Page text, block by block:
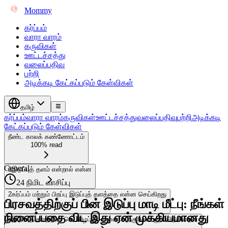
Mommy
கர்ப்பம்
வாரா வாரம்
கருவிகள்
ஊட்டச்சத்து
வலைப்பதிவு
பற்றி
அடிக்கடி கேட்கப்படும் கேள்விகள்
தமிழ்
கர்ப்பம்வாரா வாரம்கருவிகள்ஊட்டச்சத்துவலைப்பதிவுபற்றிஅடிக்கடி
கேட்கப்படும் கேள்விகள்
நீண்ட காலக் கண்ணோட்டம்
100% read
1இடுப்புத் தளம் என்றால் என்ன
2கர்ப்பம் மற்றும் பிறப்பு இடுப்புத் தளத்தை என்ன செய்கிறது
3இடுப்புத் தளத்தின் செயலிழப்பை என்ன அறிகுறிகள் குறிப்பிடுகின்றன
General
24 நிமிட வாசிப்பு
பிரசவத்திற்குப் பின் இடுப்பு மாடி மீட்பு: நீங்கள்
நினைப்பதை விட இது ஏன் முக்கியமானது